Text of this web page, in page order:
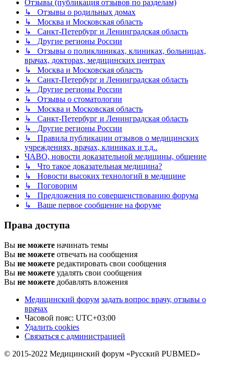
Отзывы (публикация отзывов по разделам)
↳ Отзывы о родильных домах
↳ Москва и Московская область
↳ Санкт-Петербург и Ленинградская область
↳ Другие регионы России
↳ Отзывы о поликлиниках, клиниках, больницах,
врачах, докторах, медицинских центрах
↳ Москва и Московская область
↳ Санкт-Петербург и Ленинградская область
↳ Другие регионы России
↳ Отзывы о стоматологии
↳ Москва и Московская область
↳ Санкт-Петербург и Ленинградская область
↳ Другие регионы России
↳ Правила публикации отзывов о медицинских
учреждениях, врачах, клиниках и т.д..
ЧАВО, новости доказательной медицины, общение
↳ Что такое доказательная медицина?
↳ Новости высоких технологий в медицине
↳ Поговорим
↳ Предложения по совершенствованию форума
↳ Ваше первое сообщение на форуме
Права доступа
Вы не можете начинать темы
Вы не можете отвечать на сообщения
Вы не можете редактировать свои сообщения
Вы не можете удалять свои сообщения
Вы не можете добавлять вложения
Медицинский форум задать вопрос врачу, отзывы о
врачах
Часовой пояс: UTC+03:00
Удалить cookies
Связаться с администрацией
© 2015-2022 Медицинский форум «Русский PUBMED»